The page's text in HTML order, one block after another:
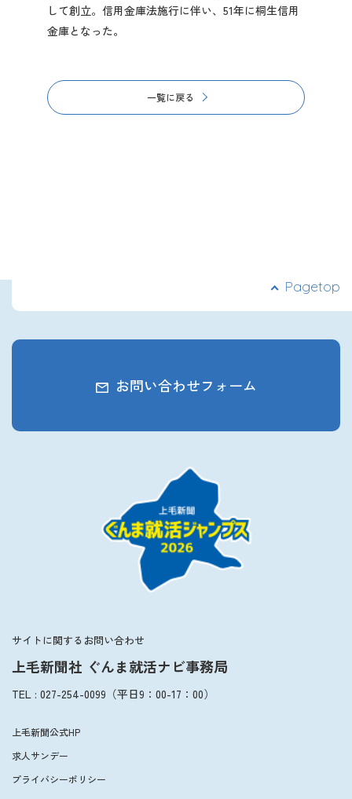
して創立。信用金庫法施行に伴い、51年に桐生信用
金庫となった。
一覧に戻る
お問い合わせフォーム
サイトに関するお問い合わせ
上毛新聞社 ぐんま就活ナビ事務局
TEL : 027-254-0099 （平日9：00-17：00）
上毛新聞公式HP
求人サンデー
プライバシーポリシー
Pagetop